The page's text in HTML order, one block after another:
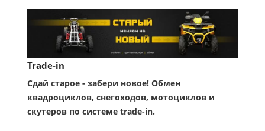
Trade-in
Сдай старое - забери новое! Обмен
квадроциклов, снегоходов, мотоциклов и
скутеров по системе trade-in.